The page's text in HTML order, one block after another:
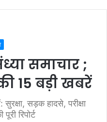
समाचार ;
15 बड़ी खबरें
सड़क हादसे, परीक्षा
रिपोर्ट